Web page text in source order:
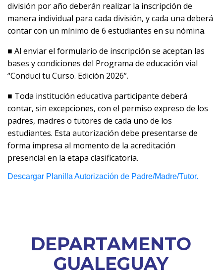
división por año deberán realizar la inscripción de
manera individual para cada división, y cada una deberá
contar con un mínimo de 6 estudiantes en su nómina.
■ Al enviar el formulario de inscripción se aceptan las
bases y condiciones del Programa de educación vial
“Conducí tu Curso. Edición 2026”.
■ Toda institución educativa participante deberá
contar, sin excepciones, con el permiso expreso de los
padres, madres o tutores de cada uno de los
estudiantes. Esta autorización debe presentarse de
forma impresa al momento de la acreditación
presencial en la etapa clasificatoria.
Descargar Planilla Autorización de Padre/Madre/Tutor.
DEPARTAMENTO
GUALEGUAY